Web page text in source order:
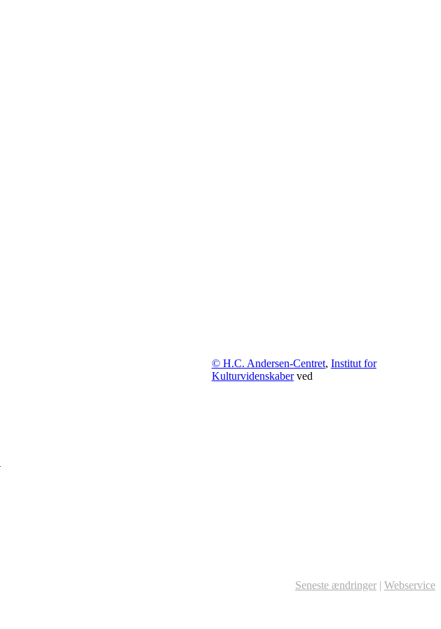
© H.C. Andersen-Centret, Institut for
Kulturvidenskaberved
Seneste ændringer | Webservice